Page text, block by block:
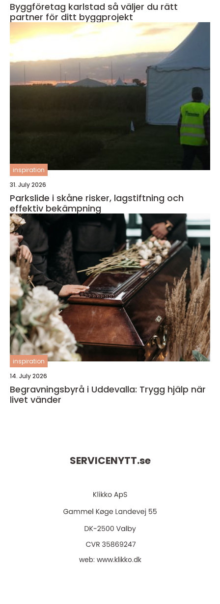
Byggföretag karlstad så väljer du rätt
partner för ditt byggprojekt
inspiration
31. July 2026
Parkslide i skåne risker, lagstiftning och
effektiv bekämpning
inspiration
14. July 2026
Begravningsbyrå i Uddevalla: Trygg hjälp när
livet vänder
SERVICENYTT.se
web: www.klikko.dk